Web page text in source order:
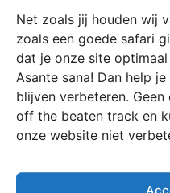
Net zoals jij houden wij
zoals een goede safari
dat je onze site
Asante sana! Dan help
blijven verbeteren.
off the beaten track en
onze website niet
onverwacht nog duurder
boda dealer en wacht
medewerkers komt om je
maar vergeet
prachtige uitzicht en
voor je heeft!
Alleen of